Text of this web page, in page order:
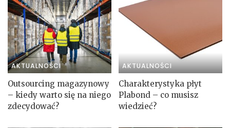
AKTUALNOŚCI
Outsourcing magazynowy
– kiedy warto się na niego
zdecydować?
AKTUALNOŚCI
Charakterystyka płyt
Plabond – co musisz
wiedzieć?